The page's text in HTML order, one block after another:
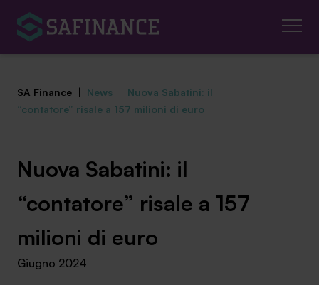
Mediazione Creditizia
Finanza Agevolata
Centro studi
News ed eventi
SA Finance | News | Nuova Sabatini: il
“contatore” risale a 157 milioni di euro
Nuova Sabatini: il
“contatore” risale a 157
milioni di euro
Giugno 2024